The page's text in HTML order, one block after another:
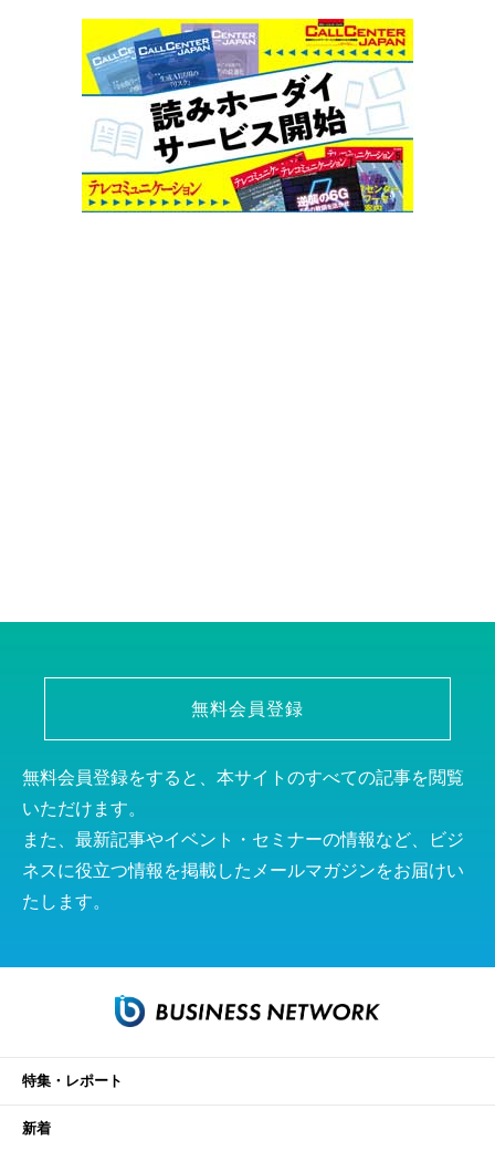
無料会員登録
無料会員登録をすると、本サイトのすべての記事を閲覧
いただけます。
また、最新記事やイベント・セミナーの情報など、ビジ
ネスに役立つ情報を掲載したメールマガジンをお届けい
たします。
特集・レポート
新着